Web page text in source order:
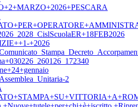
+2026
2